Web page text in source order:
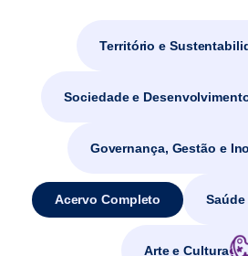
Território e
Sociedade e
Governança, Gestão e
Acervo Completo
Arte e Cultura